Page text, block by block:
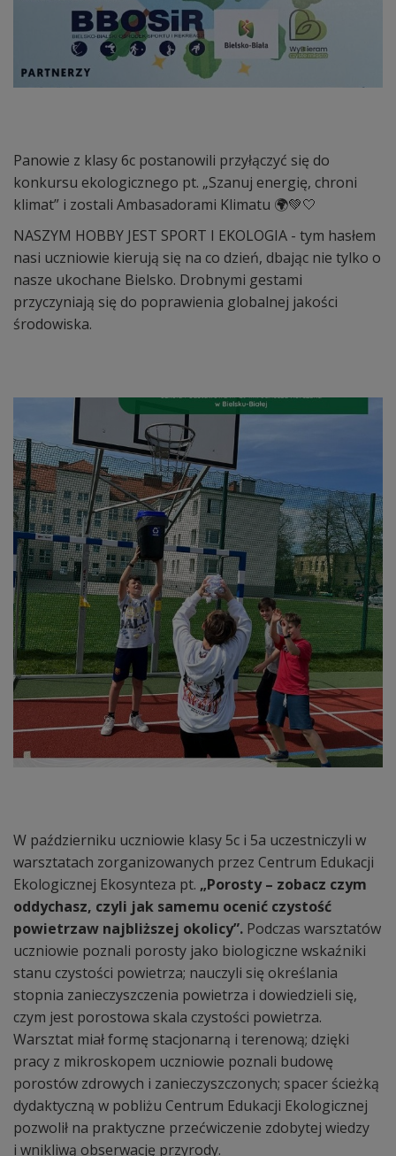
Panowie z klasy 6c postanowili przyłączyć się do
konkursu ekologicznego pt. „Szanuj energię, chroni
klimat” i zostali Ambasadorami Klimatu 🌍💚🤍
NASZYM HOBBY JEST SPORT I EKOLOGIA - tym hasłem
nasi uczniowie kierują się na co dzień, dbając nie tylko o
nasze ukochane Bielsko. Drobnymi gestami
przyczyniają się do poprawienia globalnej jakości
środowiska.
W październiku uczniowie klasy 5c i 5a uczestniczyli w
warsztatach zorganizowanych przez Centrum Edukacji
Ekologicznej Ekosynteza pt. „Porosty – zobacz czym
oddychasz, czyli jak samemu ocenić czystość
powietrzaw najbliższej okolicy”. Podczas warsztatów
uczniowie poznali porosty jako biologiczne wskaźniki
stanu czystości powietrza; nauczyli się określania
stopnia zanieczyszczenia powietrza i dowiedzieli się,
czym jest porostowa skala czystości powietrza.
Warsztat miał formę stacjonarną i terenową; dzięki
pracy z mikroskopem uczniowie poznali budowę
porostów zdrowych i zanieczyszczonych; spacer ścieżką
dydaktyczną w pobliżu Centrum Edukacji Ekologicznej
pozwolił na praktyczne przećwiczenie zdobytej wiedzy
i wnikliwą obserwację przyrody.